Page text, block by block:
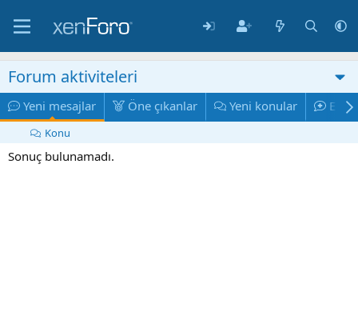
Forum aktiviteleri
Yeni mesajlar Öne çıkanlar Yeni konular En
Konu
Sonuç bulunamadı.